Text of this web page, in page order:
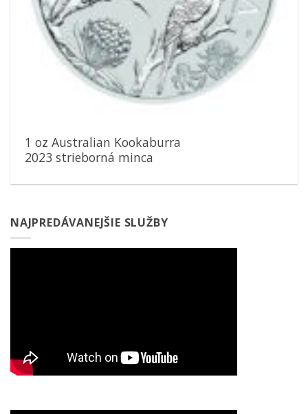
1 oz Australian Kookaburra
2023 strieborná minca
NAJPREDÁVANEJŠIE SLUŽBY